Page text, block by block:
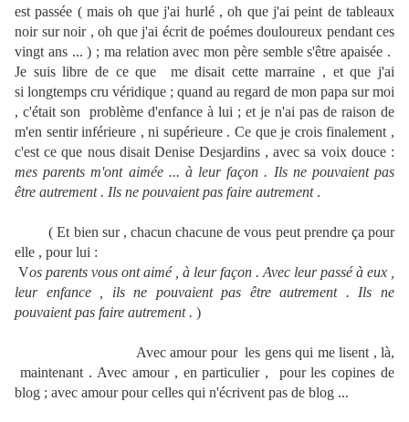
est passée ( mais oh que j'ai hurlé , oh que j'ai peint de tableaux
noir sur noir , oh que j'ai écrit de poémes douloureux pendant ces
vingt ans ... ) ; ma relation avec mon père semble s'être apaisée .
Je suis libre de ce que me disait cette marraine , et que j'ai
si longtemps cru véridique ; quand au regard de mon papa sur moi
, c'était son problème d'enfance à lui ; et je n'ai pas de raison de
m'en sentir inférieure , ni supérieure . Ce que je crois finalement ,
c'est ce que nous disait Denise Desjardins , avec sa voix douce :
mes parents m'ont aimée ... à leur façon . Ils ne pouvaient pas
être autrement . Ils ne pouvaient pas faire autrement.
( Et bien sur , chacun chacune de vous peut prendre ça pour
elle , pour lui :
Vos parents vous ont aimé , à leur façon . Avec leur passé à eux ,
leur enfance , ils ne pouvaient pas être autrement . Ils ne
pouvaient pas faire autrement . )
Avec amour pour les gens qui me lisent , là,
maintenant . Avec amour , en particulier , pour les copines de
blog ; avec amour pour celles qui n'écrivent pas de blog ...